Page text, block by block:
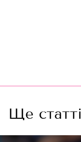
Ще статті